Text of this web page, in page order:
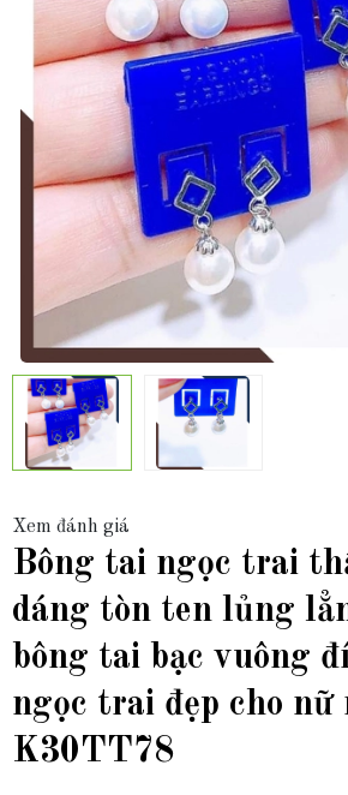
Xem đánh giá
Bông tai ngọc trai
dáng tòn ten lủng
bông tai bạc vuông
ngọc trai đẹp cho nữ
K30TT78